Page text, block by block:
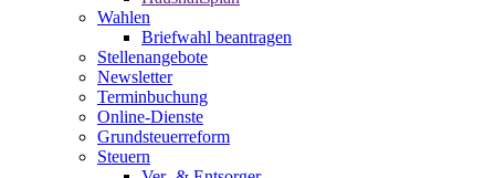
Wahlen
Briefwahl beantragen
Stellenangebote
Newsletter
Terminbuchung
Online-Dienste
Grundsteuerreform
Steuern